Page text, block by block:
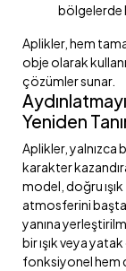
bölgelerde
Aplikler, hem
obje olarak
çözümler sunar.
Yeniden
Aplikler, yalnızca
karakter
model, doğru
atmosferini
yanına
bir ışık veya
fonksiyonel hem